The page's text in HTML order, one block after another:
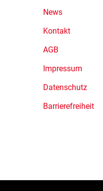
News
Kontakt
AGB
Impressum
Datenschutz
Barrierefreiheit